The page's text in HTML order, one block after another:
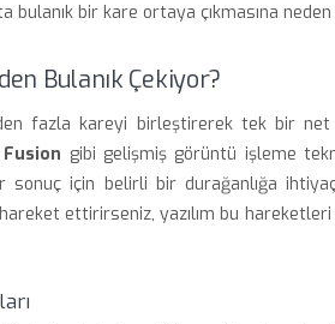
bir kare ortaya çıkmasına neden
Bulanık Çekiyor?
fazla kareyi birleştirerek tek bir
Fusion gibi gelişmiş görüntü işleme
için belirli bir durağanlığa
ettirirseniz, yazılım bu